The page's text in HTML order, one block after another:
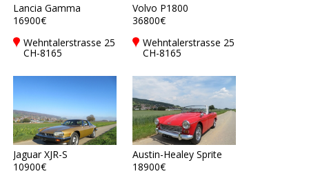
Lancia Gamma
16900€
Wehntalerstrasse 25
CH-8165
Switzerland
Volvo P1800
36800€
Wehntalerstrasse 25
CH-8165
Switzerland
Jaguar XJR-S
10900€
Austin-Healey Sprite
18900€